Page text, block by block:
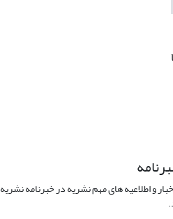
و اطلاعیه های مهم نشریه در خبرنامه نشریه